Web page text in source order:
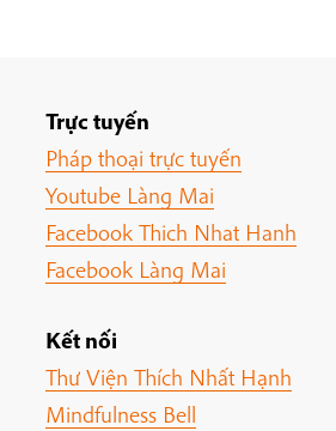
Trực tuyến
Pháp thoại trực tuyến
Youtube Làng Mai
Facebook Thich Nhat Hanh
Facebook Làng Mai
Kết nối
Thư Viện Thích Nhất Hạnh
Mindfulness Bell